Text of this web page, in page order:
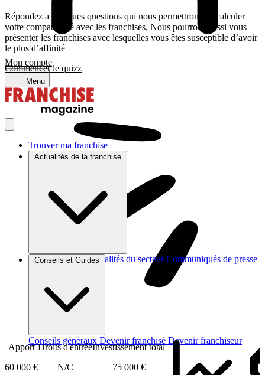
Mon compte
Menu
Trouver ma franchise
Actualités de la franchise
Brèves et actus Actualités du secteur Communiqués de presse
Conseils et Guides
Conseils généraux Devenir franchisé Devenir franchiseur
Répondez a quelques questions qui nous permettrons de calculer
votre compatibilité avec les franchises, Nous pourrons aussi vous
présenter les franchises avec lesquelles vous êtes susceptible d’avoir
le plus d’affinité
Commencer le quizz
Apport
60 000 €
Droits d'entrée
N/C
Investissement total
75 000 €